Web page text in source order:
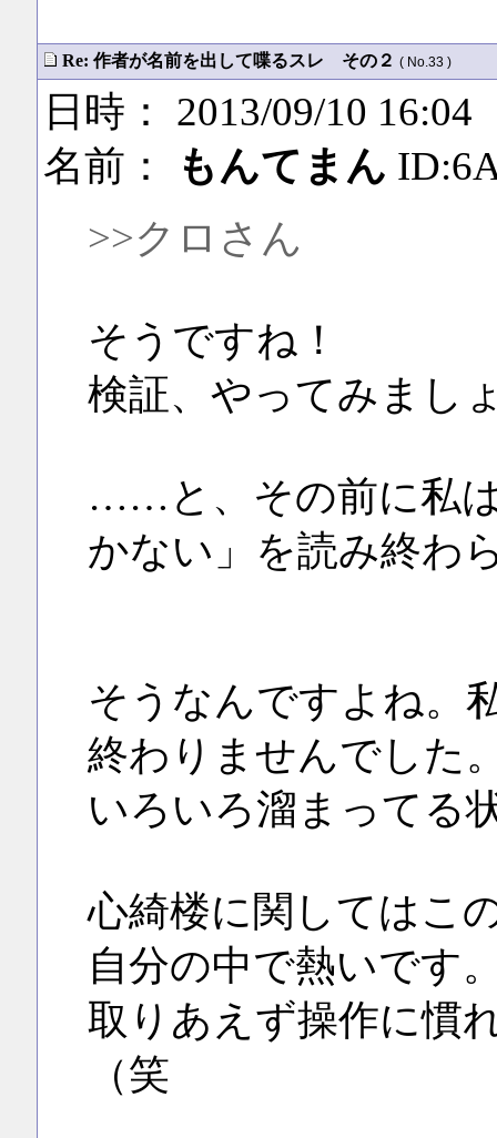
Re: 作者が名前を出して喋るスレ その２ ( No.33 )
日時： 2013/09/10 16:04
名前：
もんてまん
>>クロさん
そうですね！
検証、やってみまし
……と、その前に私
かない」を読み終わ
そうなんですよね。
終わりませんでした
いろいろ溜まってる
心綺楼に関してはこ
自分の中で熱いです
取りあえず操作に慣
（笑